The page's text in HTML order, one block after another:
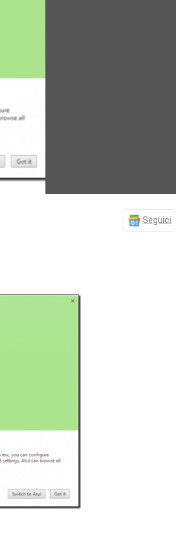
Seguici